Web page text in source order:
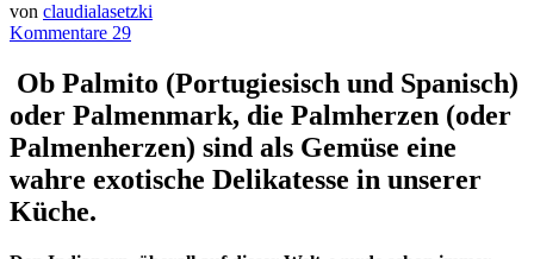
von claudialasetzki
Kommentare 29
Ob Palmito (Portugiesisch und Spanisch)
oder Palmenmark, die Palmherzen (oder
Palmenherzen) sind als Gemüse eine
wahre exotische Delikatesse in unserer
Küche.